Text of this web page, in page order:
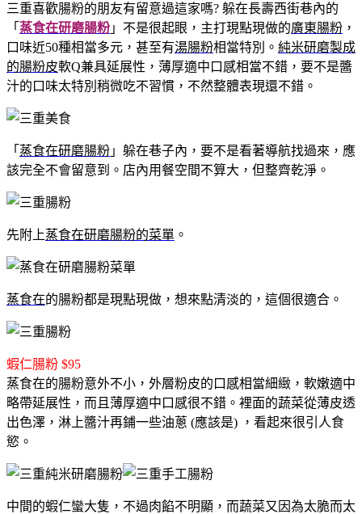
三重喜歡腸粉的朋友有留意過這家嗎? 躲在長壽西街巷內的
「 蒸食在研磨腸粉」不是很起眼，主打現點現做的廣東腸粉 ，
口味近50種相當多元，甚至有湯腸粉相當特別。 純米研磨製成
的腸粉皮軟Q兼具延展性，薄厚適中口感相當不錯，要不是醬
汁的口味太特別稍微吃不習慣，不然整體表現還不錯。
「 蒸食在研磨腸粉 」躲在巷子內，要不是看著導航找過來，應
該完全不會留意到。店內用餐空間不算大，但整齊乾淨。
先附上蒸食在研磨腸粉的菜單 。
蒸食在的腸粉都是現點現做，想來點清淡的，這個很適合。
蝦仁腸粉 $95
蒸食在的腸粉意外不小，外層粉皮的口感相當細緻，軟嫩適中
略帶延展性，而且薄厚適中口感很不錯。裡面的蔬菜從薄皮透
出色澤，淋上醬汁再鋪一些油蔥 (應該是) ，看起來很引人食
慾。
中間的蝦仁蠻大隻，不過肉餡不明顯，而蔬菜又因為太脆而太